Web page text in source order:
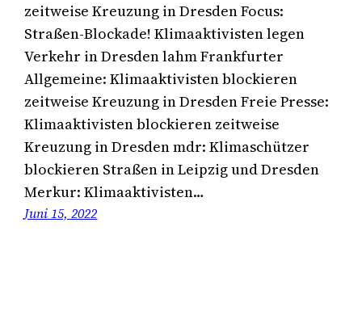
zeitweise Kreuzung in Dresden Focus:
Straßen-Blockade! Klimaaktivisten legen
Verkehr in Dresden lahm Frankfurter
Allgemeine: Klimaaktivisten blockieren
zeitweise Kreuzung in Dresden Freie Presse:
Klimaaktivisten blockieren zeitweise
Kreuzung in Dresden mdr: Klimaschützer
blockieren Straßen in Leipzig und Dresden
Merkur: Klimaaktivisten…
Juni 15, 2022